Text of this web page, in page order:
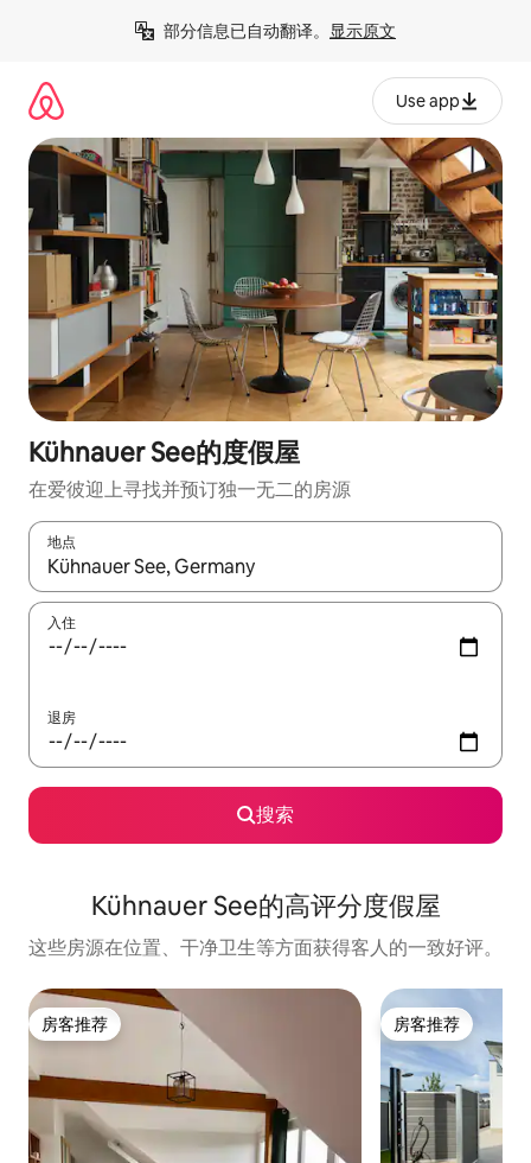
部分信息已自动翻译。 显示原文
Use app
Kühnauer See的度假屋
在爱彼迎上寻找并预订独一无二的房源
地点
如有搜索结果，请使用上下方向键查看，或通过点击或滑动手势
入住
退房
搜索
Kühnauer See的高评分度假屋
这些房源在位置、干净卫生等方面获得客人的一致好评。
房客推荐
房客推荐 房客推荐
房客推荐